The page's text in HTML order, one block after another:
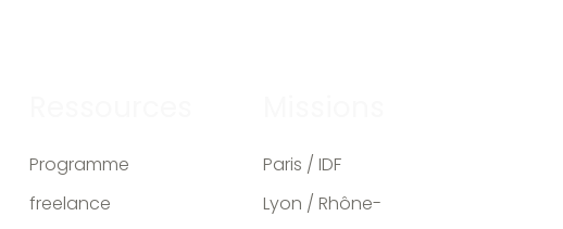
Programme
freelance
Paris / IDF
Lyon / Rhône-